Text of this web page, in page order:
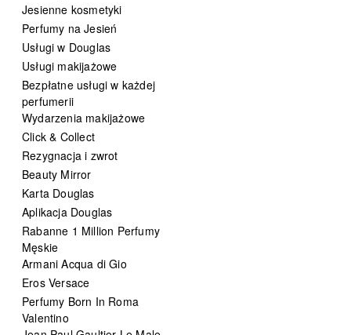
Jesienne kosmetyki
Perfumy na Jesień
Usługi w Douglas
Usługi makijażowe
Bezpłatne usługi w każdej
perfumerii
Wydarzenia makijażowe
Click & Collect
Rezygnacja i zwrot
Beauty Mirror
Karta Douglas
Aplikacja Douglas
Rabanne 1 Million Perfumy
Męskie
Armani Acqua di Gio
Eros Versace
Perfumy Born In Roma
Valentino